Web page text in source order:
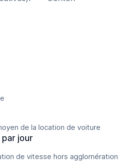
de la location de voiture
jour
de vitesse hors agglomération